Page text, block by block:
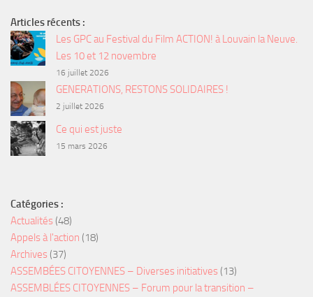
Articles récents :
Les GPC au Festival du Film ACTION! à Louvain la Neuve.
Les 10 et 12 novembre
16 juillet 2026
GENERATIONS, RESTONS SOLIDAIRES !
2 juillet 2026
Ce qui est juste
15 mars 2026
Catégories :
Actualités (48)
Appels à l'action (18)
Archives (37)
ASSEMBÉES CITOYENNES – Diverses initiatives (13)
ASSEMBLÉES CITOYENNES – Forum pour la transition –